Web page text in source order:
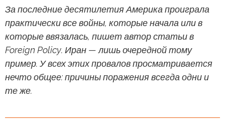
За последние десятилетия Америка проиграла
практически все войны, которые начала или в
которые ввязалась, пишет автор статьи в
Foreign Policy. Иран — лишь очередной тому
пример. У всех этих провалов просматривается
нечто общее: причины поражения всегда одни и
те же.